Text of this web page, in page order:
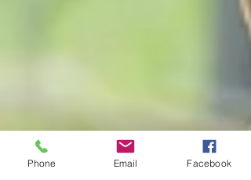
Phone Email Facebook